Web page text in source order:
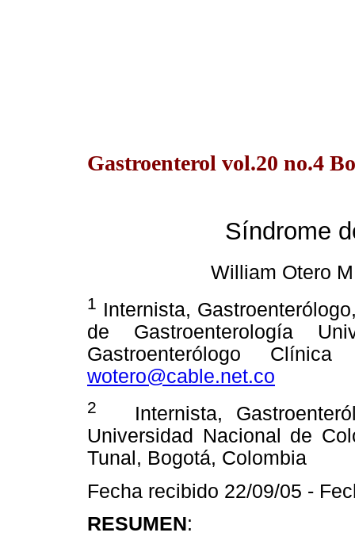
Gastroenterol vol.20 no.4
Síndrome
William Otero
1 Internista,
de Gastroenterología
Gastroenterólogo
wotero@cable.net.co
2
Internista,
Universidad Nacional de
Tunal, Bogotá, Colombia
Fecha recibido 22/09/05 -
RESUMEN: